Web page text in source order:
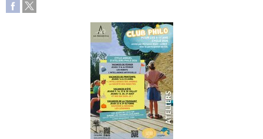
Protéger les enfants
Face au handicap
Face au deuil
Sortir en famille
Vie de couple